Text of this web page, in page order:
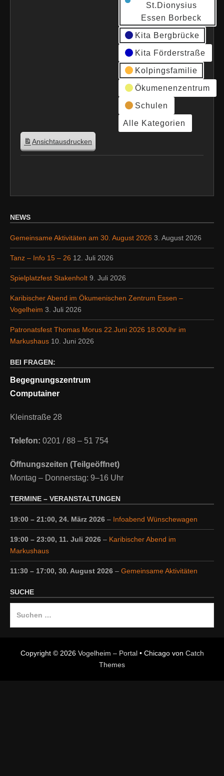
St.Dionysius
Essen Borbeck
Kita Bergbrücke
Kita Förderstraße
Kolpingsfamilie
Ökumenenzentrum
Schulen
Alle Kategorien
Ansichtausdrucken
NEWS
Gemeinsame Aktivitäten am 30. August 2026 3. August 2026
Tanz – Info 15 – 26 12. Juli 2026
Spielplatzfest Stakenholt 9. Juli 2026
Karibischer Abend im Ökumenischen Zentrum Essen –
Vogelheim 3. Juli 2026
Patronatsfest Thomas Morus 22.Juni 2026 18:00Uhr im
Markushaus 10. Juni 2026
BEI FRAGEN:
Begegnungszentrum
Computainer
Kleinstraße 28
Telefon: 0201 / 88 – 51 754
Öffnungszeiten (Teilgeöffnet)
Montag – Donnerstag: 9–16 Uhr
TERMINE – VERANSTALTUNGEN
19:00 – 21:00, 24. März 2026 – Infoabend Wünschewagen
19:00 – 23:00, 11. Juli 2026 – Karibischer Abend im
Markushaus
11:30 – 17:00, 30. August 2026 – Gemeinsame Aktivitäten
SUCHE
Copyright © 2026 Vogelheim – Portal• Chicago von Catch
Themes